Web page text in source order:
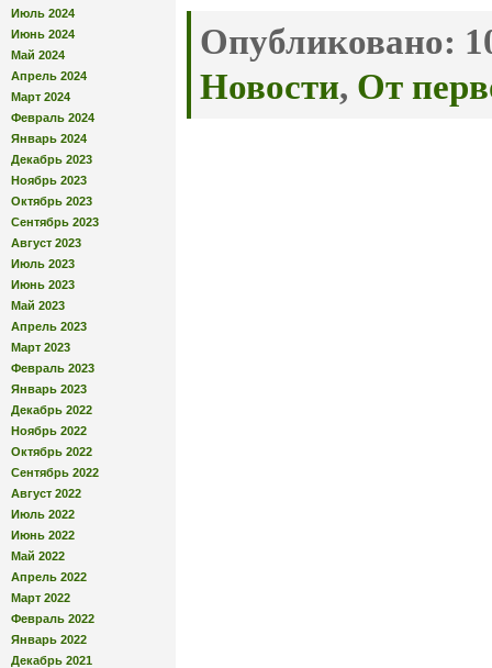
Июль 2024
Июнь 2024
Май 2024
Апрель 2024
Март 2024
Февраль 2024
Январь 2024
Декабрь 2023
Ноябрь 2023
Октябрь 2023
Сентябрь 2023
Август 2023
Июль 2023
Июнь 2023
Май 2023
Апрель 2023
Март 2023
Февраль 2023
Январь 2023
Декабрь 2022
Ноябрь 2022
Октябрь 2022
Сентябрь 2022
Август 2022
Июль 2022
Июнь 2022
Май 2022
Апрель 2022
Март 2022
Февраль 2022
Январь 2022
Декабрь 2021
Опубликовано:
Новости, От